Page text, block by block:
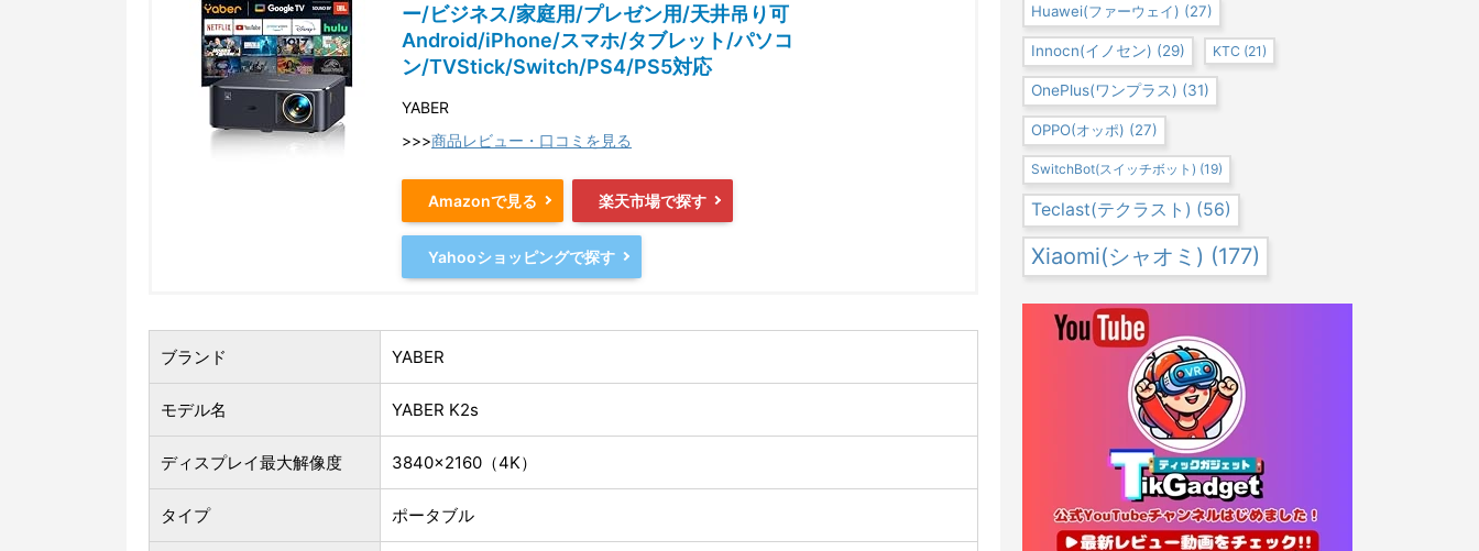
ー/ビジネス/家庭用/プレゼン用/天井吊り可
Android/iPhone/スマホ/タブレット/パソコ
ン/TVStick/Switch/PS4/PS5対応
YABER
>>>商品レビュー・口コミを見る
Amazonで見る 楽天市場で探す
Yahooショッピングで探す
ブランド YABER
モデル名 YABER K2s
ディスプレイ最大解像度 3840×2160（4K）
タイプ ポータブル
Huawei(ファーウェイ) (27)
Innocn(イノセン) (29) KTC (21)
OnePlus(ワンプラス) (31)
OPPO(オッポ) (27)
SwitchBot(スイッチボット) (19)
Teclast(テクラスト) (56)
Xiaomi(シャオミ) (177)